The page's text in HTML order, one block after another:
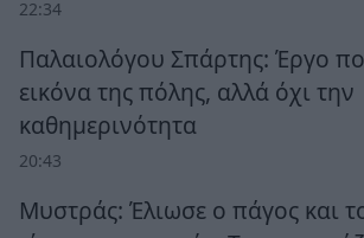
22:34
Παλαιολόγου Σπάρτης: Έργο
εικόνα της πόλης, αλλά όχι την
καθημερινότητα
20:43
Μυστράς: Έλιωσε ο πάγος και